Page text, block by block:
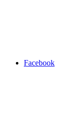
Facebook